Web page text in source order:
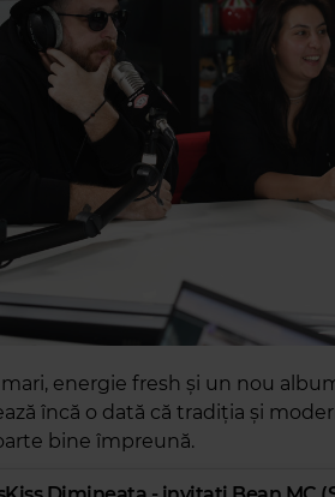
energie fresh și un nou
încă o dată că tradiția și
bine împreună.